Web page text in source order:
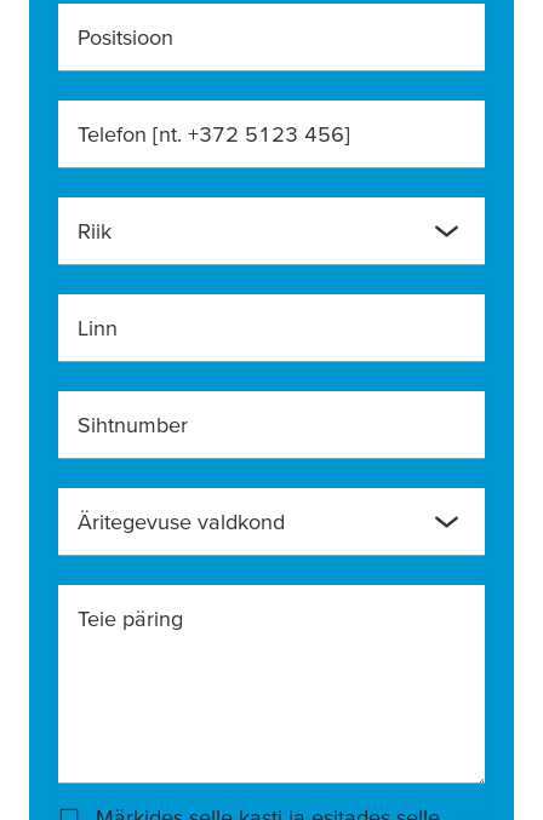
Positsioon
Telefon [nt. +372 5123 456]
Riik
Linn
Sihtnumber
Äritegevuse valdkond
Teie päring